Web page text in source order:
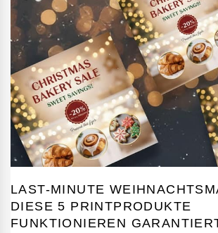
LAST-MINUTE
DIESE 5 PRINTPRODUKTE
FUNKTIONIEREN